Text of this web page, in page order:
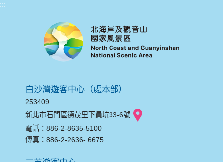
:::
白沙灣遊客中心（處本部）
253409
新北市石門區德茂里下員坑33-6號
電話：886-2-8635-5100
傳真：886-2-2636- 6675